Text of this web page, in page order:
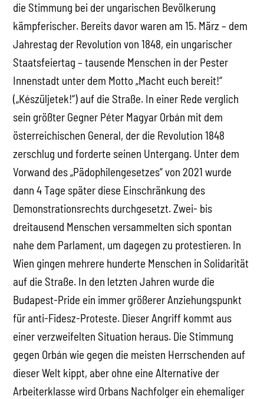
die Stimmung bei der ungarischen Bevölkerung
kämpferischer. Bereits davor waren am 15. März – dem
Jahrestag der Revolution von 1848, ein ungarischer
Staatsfeiertag – tausende Menschen in der Pester
Innenstadt unter dem Motto „Macht euch bereit!“
(„Készüljetek!“) auf die Straße. In einer Rede verglich
sein größter Gegner Péter Magyar Orbán mit dem
österreichischen General, der die Revolution 1848
zerschlug und forderte seinen Untergang. Unter dem
Vorwand des „Pädophilengesetzes“ von 2021 wurde
dann 4 Tage später diese Einschränkung des
Demonstrationsrechts durchgesetzt. Zwei- bis
dreitausend Menschen versammelten sich spontan
nahe dem Parlament, um dagegen zu protestieren. In
Wien gingen mehrere hunderte Menschen in Solidarität
auf die Straße. In den letzten Jahren wurde die
Budapest-Pride ein immer größerer Anziehungspunkt
für anti-Fidesz-Proteste. Dieser Angriff kommt aus
einer verzweifelten Situation heraus. Die Stimmung
gegen Orbán wie gegen die meisten Herrschenden auf
dieser Welt kippt, aber ohne eine Alternative der
Arbeiterklasse wird Orbans Nachfolger ein ehemaliger